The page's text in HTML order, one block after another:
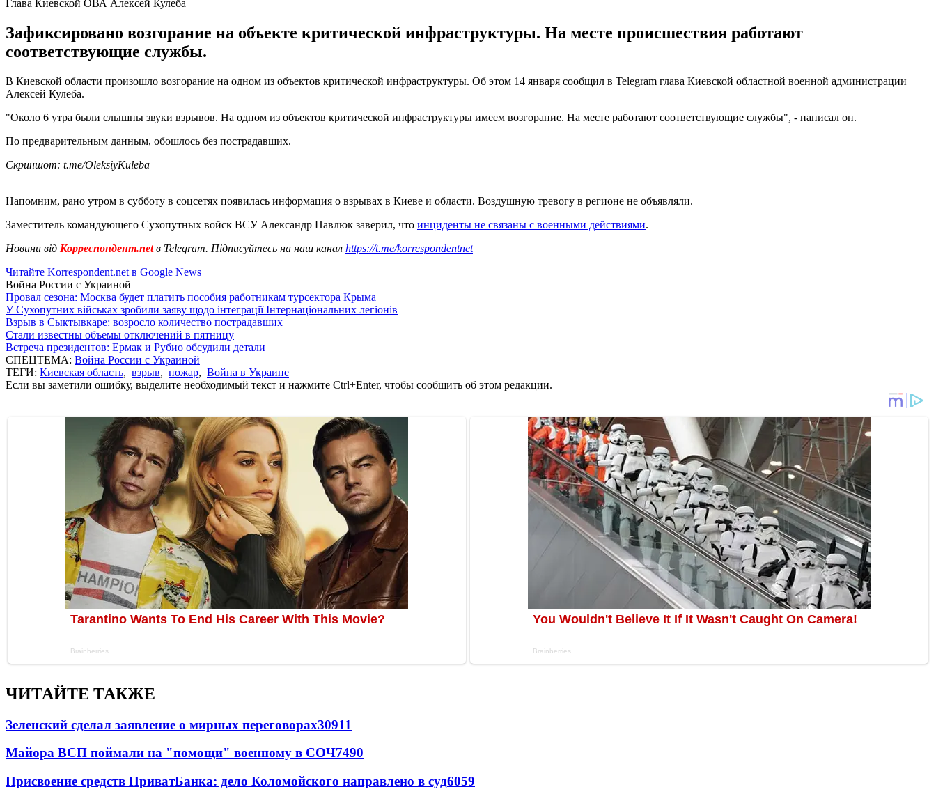
Глава Киевской ОВА Алексей Кулеба
Зафиксировано возгорание на объекте критической инфраструктуры. На месте происшествия работают
соответствующие службы.
В Киевской области произошло возгорание на одном из объектов критической инфраструктуры. Об этом 14 января сообщил в Telegram глава Киевской областной военной администрации
Алексей Кулеба.
"Около 6 утра были слышны звуки взрывов. На одном из объектов критической инфраструктуры имеем возгорание. На месте работают соответствующие службы", - написал он.
По предварительным данным, обошлось без пострадавших.
Скриншот: t.me/OleksiyKuleba
Напомним, рано утром в субботу в соцсетях появилась информация о взрывах в Киеве и области. Воздушную тревогу в регионе не объявляли.
Заместитель командующего Сухопутных войск ВСУ Александр Павлюк заверил, что инциденты не связаны с военными действиями.
Новини від Корреспондент.netв Telegram. Підписуйтесь на наш канал https://t.me/korrespondentnet
Читайте Korrespondent.net в Google News
Война России с Украиной
Провал сезона: Москва будет платить пособия работникам турсектора Крыма
У Сухопутних військах зробили заяву щодо інтеграції Інтернаціональних легіонів
Взрыв в Сыктывкаре: возросло количество пострадавших
Стали известны объемы отключений в пятницу
Встреча президентов: Ермак и Рубио обсудили детали
СПЕЦТЕМА: Война России с Украиной
ТЕГИ: Киевская область, взрыв, пожар, Война в Украине
Если вы заметили ошибку, выделите необходимый текст и нажмите Ctrl+Enter, чтобы сообщить об этом редакции.
ЧИТАЙТЕ ТАКЖЕ
Зеленский сделал заявление о мирных переговорах30911
Майора ВСП поймали на "помощи" военному в СОЧ7490
Присвоение средств ПриватБанка: дело Коломойского направлено в суд6059